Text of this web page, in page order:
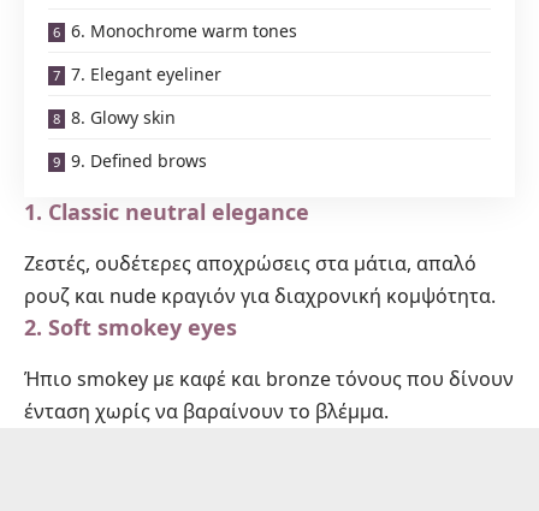
6. Monochrome warm tones
7. Elegant eyeliner
8. Glowy skin
9. Defined brows
1. Classic neutral elegance
Ζεστές, ουδέτερες αποχρώσεις στα μάτια, απαλό
ρουζ και nude κραγιόν για διαχρονική κομψότητα.
2. Soft smokey eyes
Ήπιο smokey με καφέ και bronze τόνους που δίνουν
ένταση χωρίς να βαραίνουν το βλέμμα.